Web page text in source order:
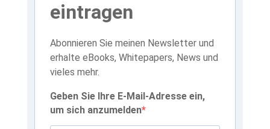
eintragen
Abonnieren Sie meinen Newsletter und
erhalte eBooks, Whitepapers, News und
vieles mehr.
Geben Sie Ihre E-Mail-Adresse ein,
um sich anzumelden